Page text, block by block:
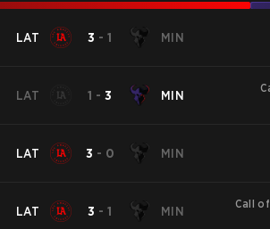
LAT 3 -1 MIN
LAT 1 -3 MIN
LAT 3 - 0 MIN
LAT 3 -1 MIN
Call